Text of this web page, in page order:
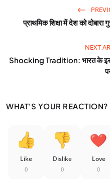
प्राथमिक शिक्षा में देश को
NEXT
Shocking Tradition: भारत के इस
WHAT'S YOUR REACTION?
Like
0
Dislike
0
Love
0